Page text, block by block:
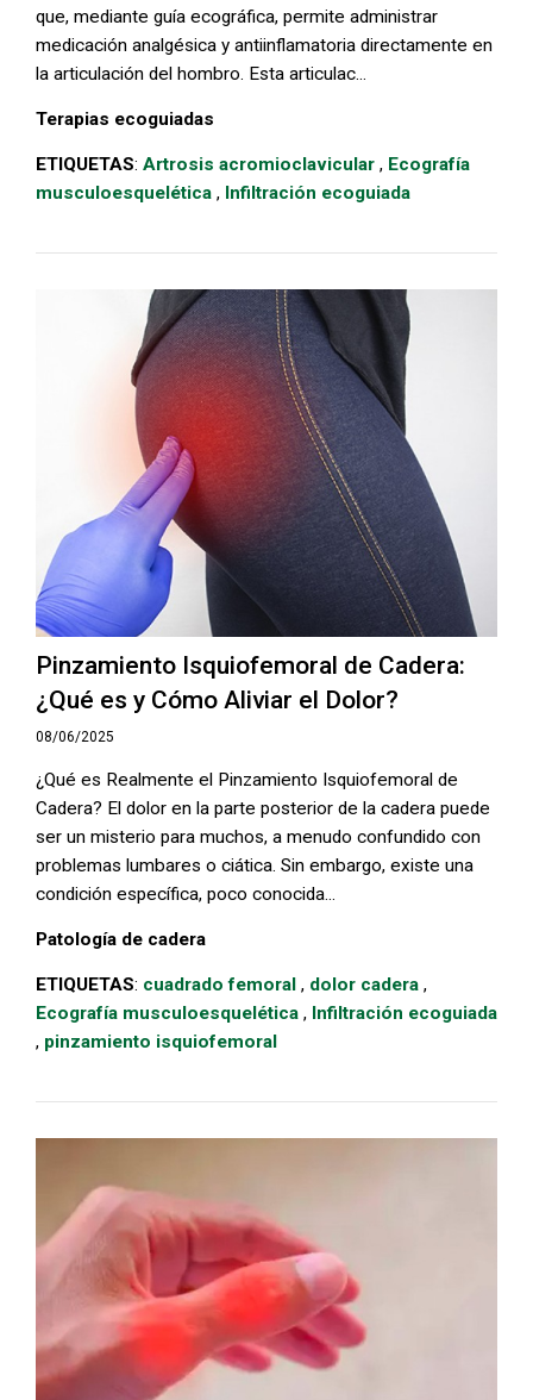
que, mediante guía ecográfica, permite administrar
medicación analgésica y antiinflamatoria directamente en
la articulación del hombro. Esta articulac...
Terapias ecoguiadas
ETIQUETAS: Artrosis acromioclavicular , Ecografía
musculoesquelética , Infiltración ecoguiada
Pinzamiento Isquiofemoral de Cadera:
¿Qué es y Cómo Aliviar el Dolor?
08/06/2025
¿Qué es Realmente el Pinzamiento Isquiofemoral de
Cadera? El dolor en la parte posterior de la cadera puede
ser un misterio para muchos, a menudo confundido con
problemas lumbares o ciática. Sin embargo, existe una
condición específica, poco conocida...
Patología de cadera
ETIQUETAS: cuadrado femoral , dolor cadera ,
Ecografía musculoesquelética , Infiltración ecoguiada
, pinzamiento isquiofemoral